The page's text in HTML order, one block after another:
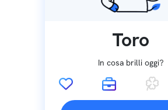
Toro
In cosa brilli oggi?